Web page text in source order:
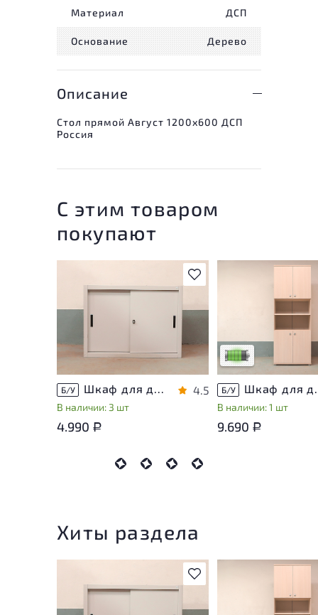
Материал ДСП
Основание Дерево
Описание
Стол прямой Август 1200x600 ДСП
Россия
С этим товаром
покупают
В избранное
Б/У Шкаф для документов Металл
В наличии: 3 шт
4.5
4.990 Р
незначительные
эксплуатации, не
использования
Низкая степень
Б/У Шкаф для
В наличии: 1 шт
9.690 Р
Хиты раздела
В избранное
незначительные
эксплуатации, не